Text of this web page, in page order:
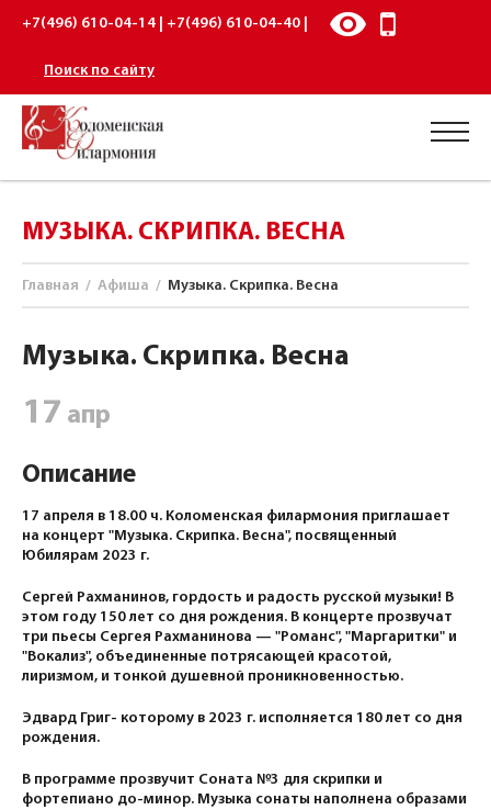
+7(496) 610-04-14 | +7(496) 610-04-40 |
Поиск по сайту
МУЗЫКА. СКРИПКА. ВЕСНА
Главная / Афиша / Музыка. Скрипка. Весна
Музыка. Скрипка. Весна
17 апр
Описание
17 апреля в 18.00 ч. Коломенская филармония приглашает
на концерт "Музыка. Скрипка. Весна", посвященный
Юбилярам 2023 г.
Сергей Рахманинов, гордость и радость русской музыки! В
этом году 150 лет со дня рождения. В концерте прозвучат
три пьесы Сергея Рахманинова — "Романс", "Маргаритки" и
"Вокализ", объединенные потрясающей красотой,
лиризмом, и тонкой душевной проникновенностью.
Эдвард Григ- которому в 2023 г. исполняется 180 лет со дня
рождения.
В программе прозвучит Соната №3 для скрипки и
фортепиано до-минор. Музыка сонаты наполнена образами